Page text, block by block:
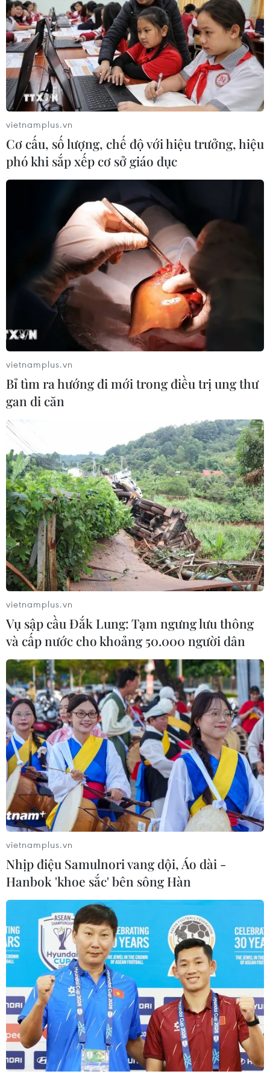
vietnamplus.vn
Cơ cấu, số lượng, chế độ với hiệu trưởng, hiệu
phó khi sắp xếp cơ sở giáo dục
vietnamplus.vn
Bỉ tìm ra hướng đi mới trong điều trị ung thư
gan di căn
vietnamplus.vn
Vụ sập cầu Đắk Lung: Tạm ngưng lưu thông
và cấp nước cho khoảng 50.000 người dân
vietnamplus.vn
Nhịp điệu Samulnori vang dội, Áo dài -
Hanbok 'khoe sắc' bên sông Hàn